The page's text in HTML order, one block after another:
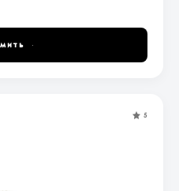
крапивы,
Эффективный сбор
от лишнего веса!
5